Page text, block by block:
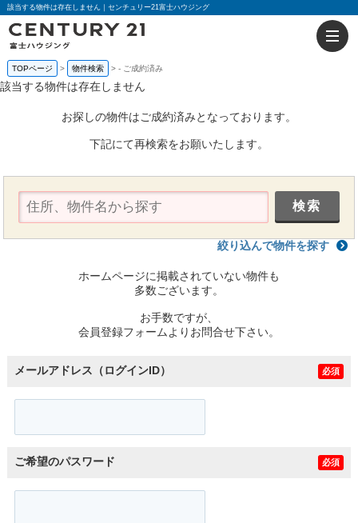
該当する物件は存在しません｜センチュリー21富士ハウジング
TOPページ 物件検索 - ご成約済み
該当する物件は存在しません
お探しの物件はご成約済みとなっております。
下記にて再検索をお願いたします。
絞り込んで物件を探す
ホームページに掲載されていない物件も
多数ございます。
お手数ですが、
会員登録フォームよりお問合せ下さい。
メールアドレス（ログインID） 必須
ご希望のパスワード 必須